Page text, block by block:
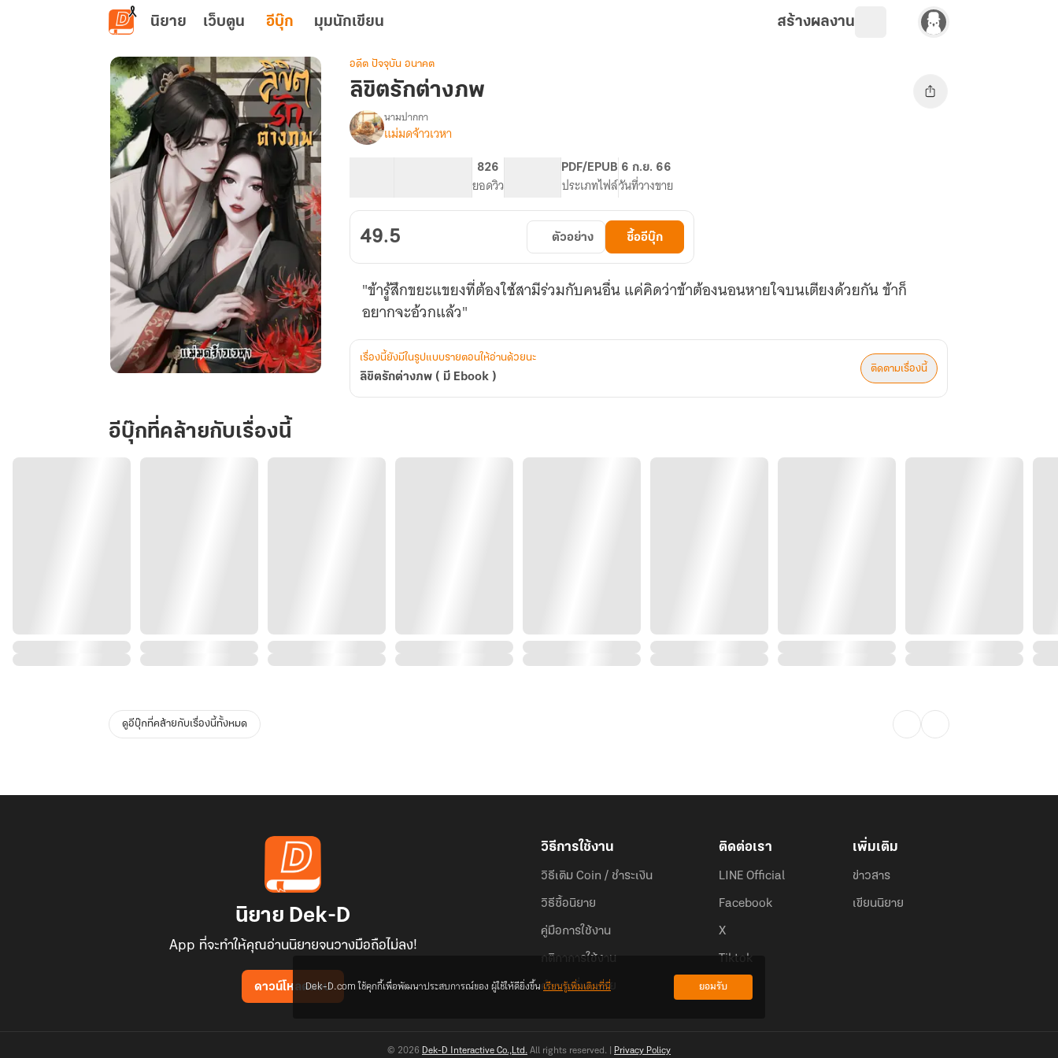
ข้ามไปยังเนื้อหาหลัก
นิยาย เว็บตูน อีบุ๊ก มุมนักเขียน สร้างผลงาน
ต่าง
ภพ
อดีต ปัจจุบัน อนาคต
ลิขิตรักต่างภพ
เรื่อง
ลิขิต
(
Ebook
)
นามปากกา
แม่มดจ้าวเวหา
826
ยอดวิว
PDF/EPUB
ประเภทไฟล์
6 ก.ย. 66
วันที่วางขาย
49.5 ตัวอย่าง ซื้ออีบุ๊ก
"ข้ารู้สึกขยะแขยงที่ต้องใช้สามีร่วมกับคนอื่น แค่คิดว่าข้าต้องนอนหายใจบนเตียงด้วยกัน ข้าก็
อยากจะอ้วกแล้ว"
เรื่องนี้ยังมีในรูปแบบรายตอนให้อ่านด้วยนะ
ลิขิตรักต่างภพ ( มี Ebook )
ติดตามเรื่องนี้
อีบุ๊กที่คล้ายกับเรื่องนี้
ดูอีบุ๊กที่คล้ายกับเรื่องนี้ทั้งหมด
นิยาย Dek-D
App ที่จะทำให้คุณอ่านนิยายจนวางมือถือไม่ลง!
ดาวน์โหลดแอป
วิธีการใช้งาน
วิธีเติม Coin / ชำระเงิน
วิธีซื้อนิยาย
คู่มือการใช้งาน
กติกาการใช้งาน
คำถามที่พบบ่อย
ติดต่อเรา
LINE Official
Facebook
X
Tiktok
เพิ่มเติม
ข่าวสาร
เขียนนิยาย
© 2026 Dek-D Interactive Co.,Ltd. All rights reserved. | Privacy Policy
Dek-D.com ใช้คุกกี้เพื่อพัฒนาประสบการณ์ของ ผู้ใช้ให้ดียิ่งขึ้นเรียนรู้เพิ่มเติมที่นี่ ยอมรับ